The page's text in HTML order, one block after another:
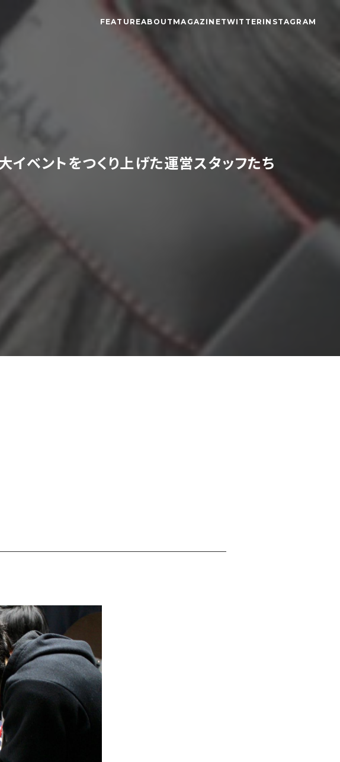
FEATUREABOUT MAGAZINETWITTER INSTAGRAM
イベントをつくり上げた運営スタッフたち